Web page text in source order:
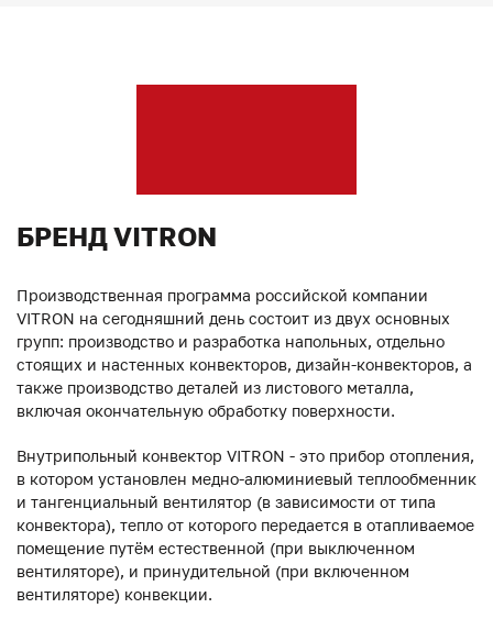
БРЕНД VITRON
Производственная программа российской компании
VITRON на сегодняшний день состоит из двух основных
групп: производство и разработка напольных, отдельно
стоящих и настенных конвекторов, дизайн-конвекторов, а
также производство деталей из листового металла,
включая окончательную обработку поверхности.
Внутрипольный конвектор VITRON - это прибор отопления,
в котором установлен медно-алюминиевый теплообменник
и тангенциальный вентилятор (в зависимости от типа
конвектора), тепло от которого передается в отапливаемое
помещение путём естественной (при выключенном
вентиляторе), и принудительной (при включенном
вентиляторе) конвекции.